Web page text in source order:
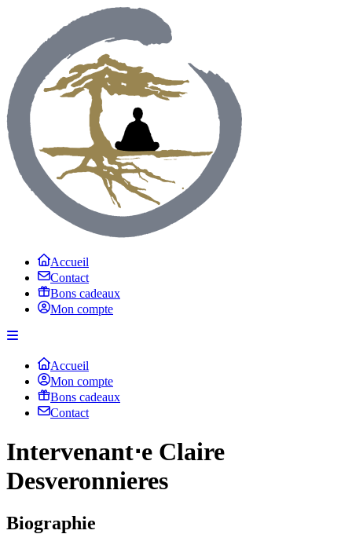
Accueil
Contact
Bons cadeaux
Mon compte
Accueil
Mon compte
Bons cadeaux
Contact
Intervenant⋅e Claire
Desveronnieres
Biographie